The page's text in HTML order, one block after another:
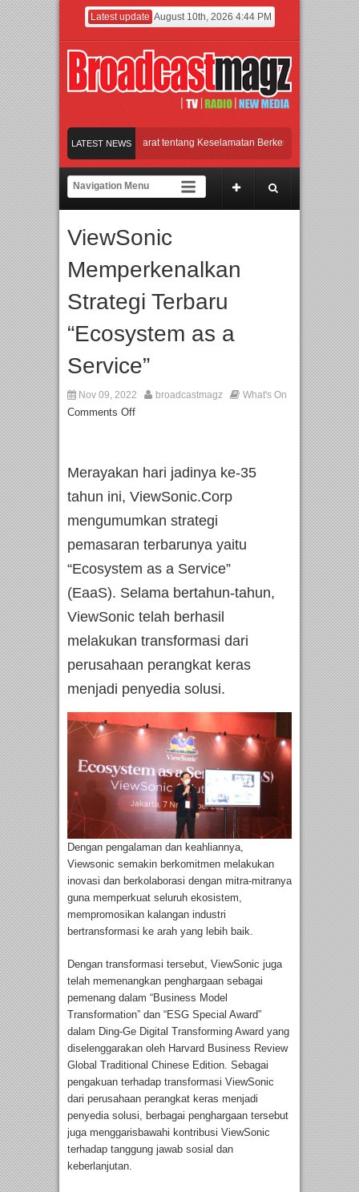
Latest update August 10th, 2026 4:44 PM
LATEST NEWS
Pelajar di Jawa Barat tentang Keselamatan Berkendara, inDrive Sukses
26 Tahun Jaga Eksistensi di Dunia Fashion lewat Karya
Pelajar di Jawa Barat tentang Keselamatan Berkendara, inDrive Sukses
ViewSonic
Memperkenalkan
Strategi Terbaru
“Ecosystem as a
Service”
Nov 09, 2022 broadcastmagz What's On
Comments Off
Merayakan hari jadinya ke-35
tahun ini, ViewSonic.Corp
mengumumkan strategi
pemasaran terbarunya yaitu
“Ecosystem as a Service”
(EaaS). Selama bertahun-tahun,
ViewSonic telah berhasil
melakukan transformasi dari
perusahaan perangkat keras
menjadi penyedia solusi.
Dengan pengalaman dan keahliannya,
Viewsonic semakin berkomitmen melakukan
inovasi dan berkolaborasi dengan mitra-mitranya
guna memperkuat seluruh ekosistem,
mempromosikan kalangan industri
bertransformasi ke arah yang lebih baik.
Dengan transformasi tersebut, ViewSonic juga
telah memenangkan penghargaan sebagai
pemenang dalam “Business Model
Transformation” dan “ESG Special Award”
dalam Ding-Ge Digital Transforming Award yang
diselenggarakan oleh Harvard Business Review
Global Traditional Chinese Edition. Sebagai
pengakuan terhadap transformasi ViewSonic
dari perusahaan perangkat keras menjadi
penyedia solusi, berbagai penghargaan tersebut
juga menggarisbawahi kontribusi ViewSonic
terhadap tanggung jawab sosial dan
keberlanjutan.